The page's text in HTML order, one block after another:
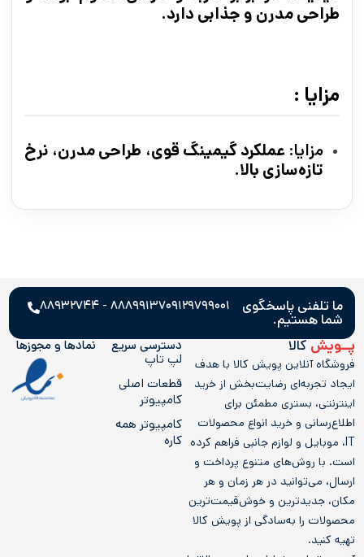
طراحی مدرن و جذابی دارد.
مزایا :
مزایا: عملکرد گیمینگ قوی، طراحی مدرن، نرخ
تازه‌سازی بالا.
ما تلفنی پاسخگوی
شما هستیم.
۰۹۱۲۹۷۹۹۰۰۱۸۸۸۹۹۱۳۷ - ۸۸۹۳۲۷۴۴
پــویشکالا
فروشگاه آنلاین پویش کالا با هدف
ایجاد تجربه‌ای رضایت‌بخش از خرید
اینترنتی، بستری مطمئن برای
اطلاع‌رسانی و خرید انواع محصولات
IT، موبایل و لوازم جانبی فراهم کرده
است. با روش‌های متنوع پرداخت و
ارسال، می‌توانید در هر زمان و هر
مکان، جدیدترین و خوش‌قیمت‌ترین
محصولات را به‌سادگی از پویش کالا
تهیه کنید.
دسترسی سریع
لپ تاپ
قطعات اصلی
کامپیوتر
کامپيوتر همه
کاره
نمادها و مجوز‌ها